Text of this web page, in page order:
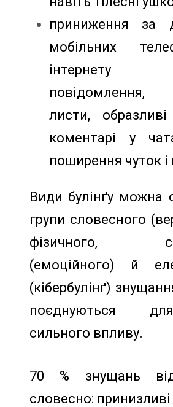
приниження за
мобільних
повідомлення,
листи,
коментарі у
поширення чуток і
Види булінґу можна
групи словесного
фізичного,
(емоційного) й
(кібербулінґ)
поєднуються
сильного впливу.
70 % знущань
словесно: